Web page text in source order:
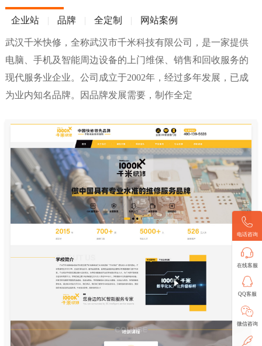
企业站 | 品牌 | 全定制 | 网站案例
武汉千米快修，全称武汉市千米科技有限公司，是一家提供
电脑、手机及智能周边设备的上门维保、销售和回收服务的
现代服务业企业。公司成立于2002年，经过多年发展，已成
为业内知名品牌。因品牌发展需要，制作全定